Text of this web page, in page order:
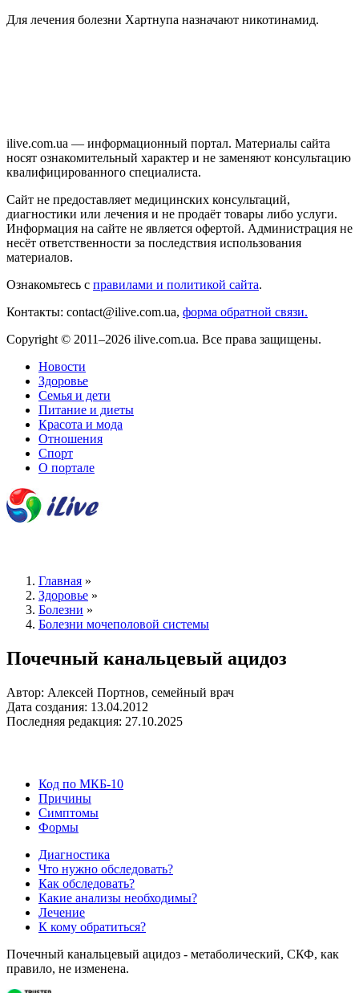
Для лечения болезни Хартнупа назначают никотинамид.
ilive.com.ua — информационный портал. Материалы сайта
носят ознакомительный характер и не заменяют консультацию
квалифицированного специалиста.
Сайт не предоставляет медицинских консультаций,
диагностики или лечения и не продаёт товары либо услуги.
Информация на сайте не является офертой. Администрация не
несёт ответственности за последствия использования
материалов.
Ознакомьтесь с правилами и политикой сайта.
Контакты: contact@ilive.com.ua, форма обратной связи.
Copyright © 2011–2026 ilive.com.ua. Все права защищены.
Новости
Здоровье
Семья и дети
Питание и диеты
Красота и мода
Отношения
Спорт
О портале
Главная »
Здоровье »
Болезни »
Болезни мочеполовой системы
Почечный канальцевый ацидоз
Автор: Алексей Портнов, семейный врач
Дата создания: 13.04.2012
Последняя редакция: 27.10.2025
Код по МКБ-10
Причины
Симптомы
Формы
Диагностика
Что нужно обследовать?
Как обследовать?
Какие анализы необходимы?
Лечение
К кому обратиться?
Почечный канальцевый ацидоз - метаболический, СКФ, как
правило, не изменена.